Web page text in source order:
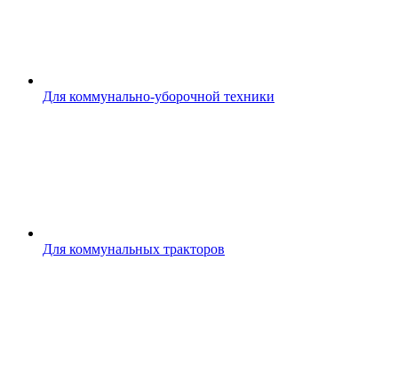
Для коммунально-уборочной техники
Для коммунальных тракторов